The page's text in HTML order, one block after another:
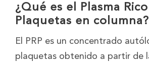
¿Qué es el Plasma
Plaquetas en columna?
El PRP es un concentrado
plaquetas obtenido a partir de